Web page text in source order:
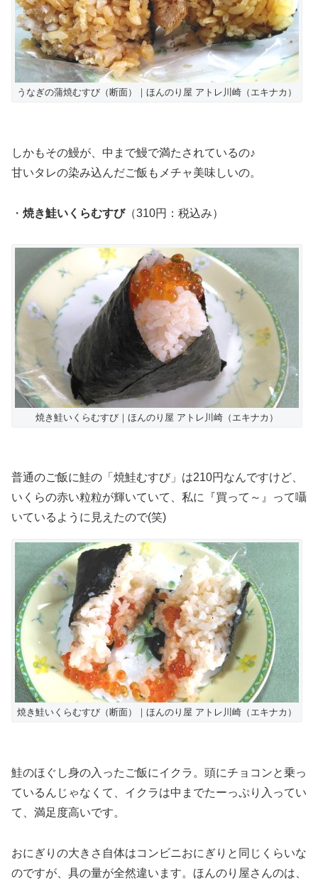
うなぎの蒲焼むすび（断面）｜ほんのり屋 アトレ川崎（エキナカ）
しかもその鰻が、中まで鰻で満たされているの♪
甘いタレの染み込んだご飯もメチャ美味しいの。
・ 焼き鮭いくらむすび（310円：税込み）
焼き鮭いくらむすび｜ほんのり屋 アトレ川崎（エキナカ）
普通のご飯に鮭の「焼鮭むすび」は210円なんですけど、
いくらの赤い粒粒が輝いていて、私に『買って～』って囁
いているように見えたので(笑)
焼き鮭いくらむすび（断面）｜ほんのり屋 アトレ川崎（エキナカ）
鮭のほぐし身の入ったご飯にイクラ。頭にチョコンと乗っ
ているんじゃなくて、イクラは中までたーっぷり入ってい
て、満足度高いです。
おにぎりの大きさ自体はコンビニおにぎりと同じくらいな
のですが、具の量が全然違います。ほんのり屋さんのは、